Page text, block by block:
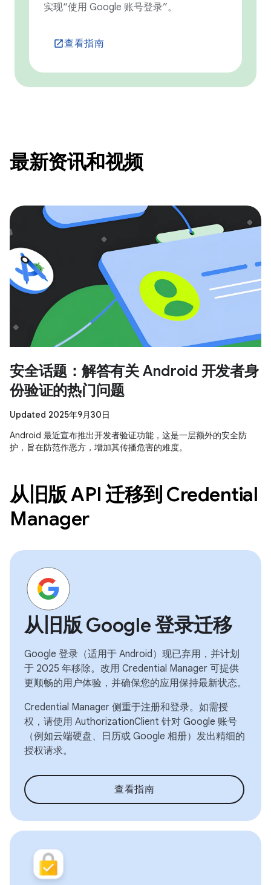
实现“使用 Google 账号登录”。
launch查看指南
最新资讯和视频
安全话题：解答有关 Android 开发者身
份验证的热门问题
Updated 2025年9月30日
Android 最近宣布推出开发者验证功能，这是一层额外的安全防
护，旨在防范作恶方，增加其传播危害的难度。
从旧版 API 迁移到 Credential
Manager
从旧版 Google 登录迁移
Google 登录（适用于 Android）现已弃用，并计划
于 2025 年移除。改用 Credential Manager 可提供
更顺畅的用户体验，并确保您的应用保持最新状态。
Credential Manager 侧重于注册和登录。如需授
权，请使用 AuthorizationClient 针对 Google 账号
（例如云端硬盘、日历或 Google 相册）发出精细的
授权请求。
查看指南